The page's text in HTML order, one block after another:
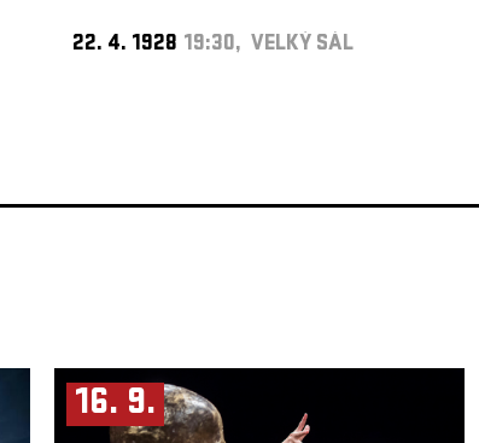
22. 4. 1928 19:30, VELKÝ SÁL
16. 9.